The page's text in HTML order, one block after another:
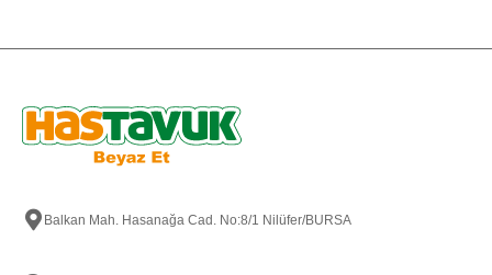
Balkan Mah. Hasanağa Cad. No:8/1 Nilüfer/BURSA